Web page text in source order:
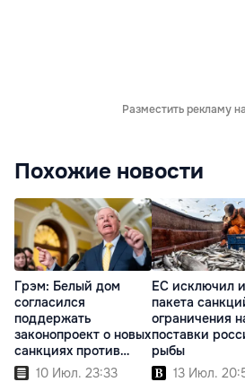
Разместить рекламу
Похожие новости
Грэм: Белый дом
согласился
поддержать
законопроект о новых
санкциях против
России10 Июл. 23:33
ЕС исключил
пакета
ограничения
поставки
рыбы
13 Июл.